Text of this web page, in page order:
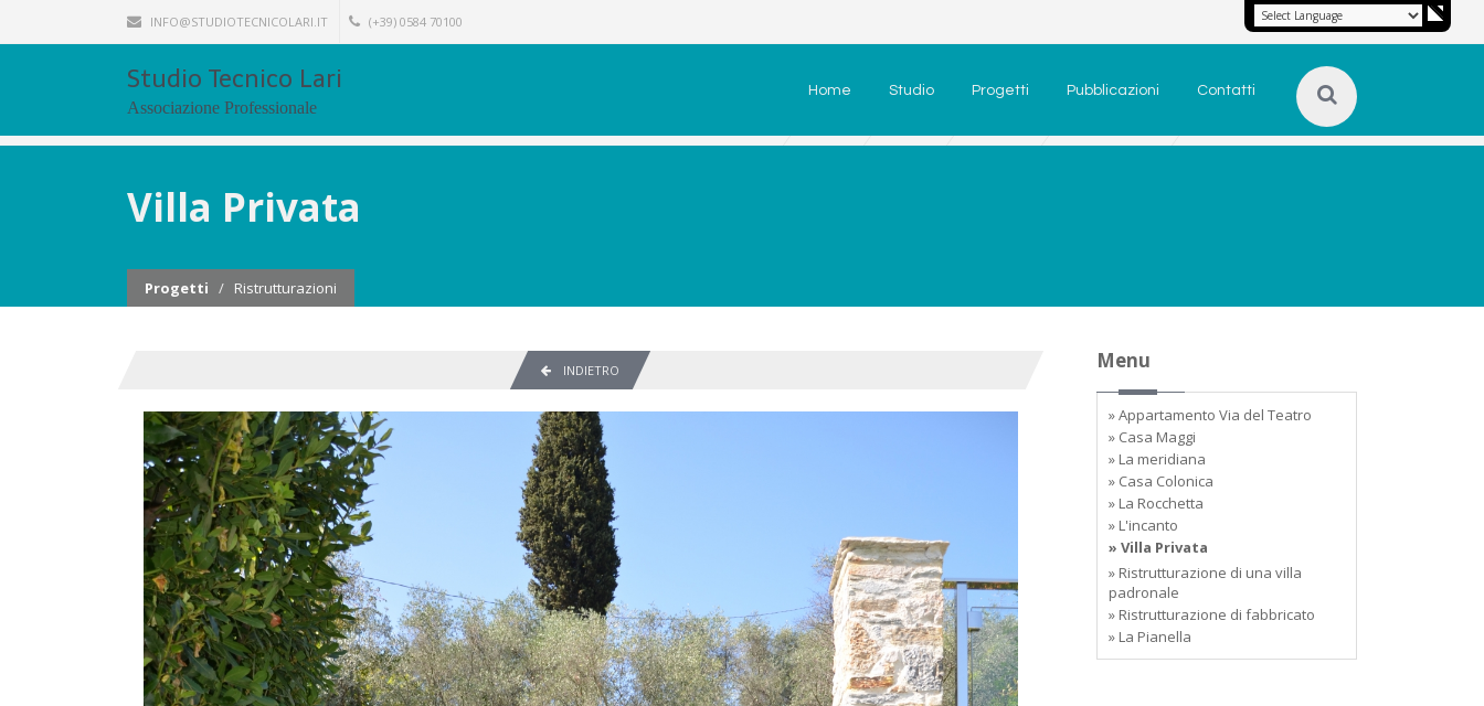
INFO@STUDIOTECNICOLARI.IT (+39) 0584 70100
Studio Tecnico Lari
Associazione Professionale
Home Studio Progetti Pubblicazioni Contatti
Villa Privata
Progetti / Ristrutturazioni
INDIETRO Menu
» Appartamento Via del Teatro
» Casa Maggi
» La meridiana
» Casa Colonica
» La Rocchetta
» L'incanto
» Villa Privata
» Ristrutturazione di una villa
padronale
» Ristrutturazione di fabbricato
» La Pianella